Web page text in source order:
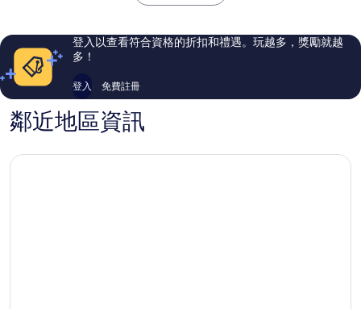
評
論
評
論
登入以查看符合資格的折扣和禮遇。玩越多，獎勵就越
多！
登入 免費註冊
鄰近地區資訊